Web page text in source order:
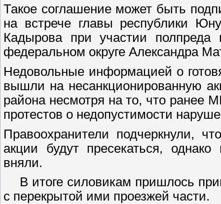
Такое соглашение может быть
на встрече главы республики
Кадырова при участии полпреда
федеральном округе Александра
Недовольные информацией о
вышли на несанкционированную
района несмотря на то, что ранее
протестов о недопустимости
Правоохранители подчеркнули,
акции будут пресекаться,
вняли.
В итоге силовикам пришлось
с перекрытой ими проезжей части.